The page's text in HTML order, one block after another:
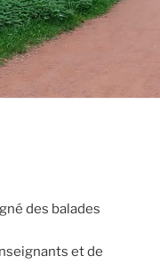
des balades
et de